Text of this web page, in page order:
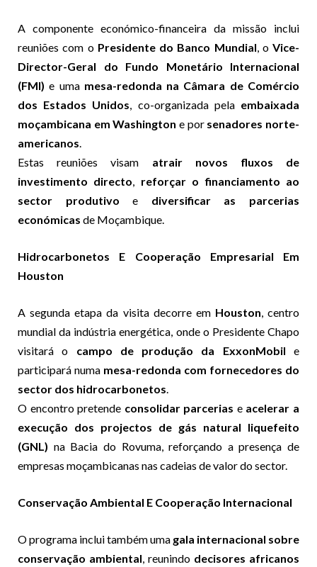
A componente económico-financeira da missão inclui
reuniões com o Presidente do Banco Mundial, o Vice-
Director-Geral do Fundo Monetário Internacional
(FMI) e uma mesa-redonda na Câmara de Comércio
dos Estados Unidos, co-organizada pela embaixada
moçambicana em Washington e por senadores norte-
americanos.
Estas reuniões visam atrair novos fluxos de
investimento directo, reforçar o financiamento ao
sector produtivo e diversificar as parcerias
económicas de Moçambique.
Hidrocarbonetos E Cooperação Empresarial Em
Houston
A segunda etapa da visita decorre em Houston, centro
mundial da indústria energética, onde o Presidente Chapo
visitará o campo de produção da ExxonMobil e
participará numa mesa-redonda com fornecedores do
sector dos hidrocarbonetos.
O encontro pretende consolidar parcerias e acelerar a
execução dos projectos de gás natural liquefeito
(GNL) na Bacia do Rovuma, reforçando a presença de
empresas moçambicanas nas cadeias de valor do sector.
Conservação Ambiental E Cooperação Internacional
O programa inclui também uma gala internacional sobre
conservação ambiental, reunindo decisores africanos